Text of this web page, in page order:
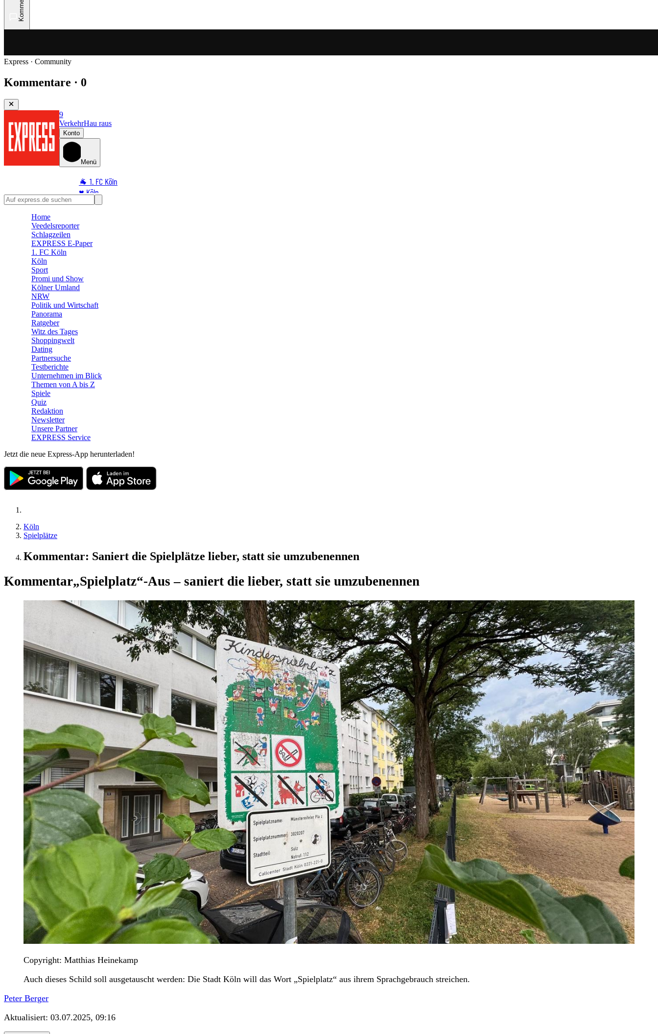
Express · Community
Kommentare · 0
9
VerkehrHau raus
Konto
Menü
🐐 1. FC Köln
♥️ Köln
⭐ Promi
🛒 Shoppingwelt
🧩 Spiele
Home
Veedelsreporter
Schlagzeilen
EXPRESS E-Paper
1. FC Köln
Köln
Sport
Promi und Show
Kölner Umland
NRW
Politik und Wirtschaft
Panorama
Ratgeber
Witz des Tages
Shoppingwelt
Dating
Partnersuche
Testberichte
Unternehmen im Blick
Themen von A bis Z
Spiele
Quiz
Redaktion
Newsletter
Unsere Partner
EXPRESS Service
Jetzt die neue Express-App herunterladen!
Köln
Spielplätze
Kommentar: Saniert die Spielplätze lieber, statt sie umzubenennen
Kommentar„Spielplatz“-Aus – saniert die lieber, statt sie umzubenennen
Copyright: Matthias Heinekamp
Auch dieses Schild soll ausgetauscht werden: Die Stadt Köln will das Wort „Spielplatz“ aus ihrem Sprachgebrauch streichen.
Peter Berger
Aktualisiert: 03.07.2025, 09:16